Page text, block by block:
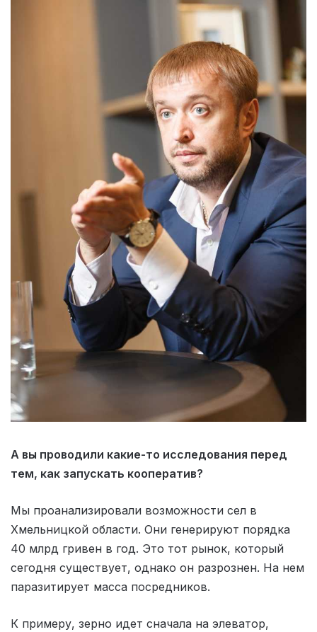
А вы проводили какие-то исследования перед
тем, как запускать кооператив?
Мы проанализировали возможности сел в
Хмельницкой области. Они генерируют порядка
40 млрд гривен в год. Это тот рынок, который
сегодня существует, однако он разрознен. На нем
паразитирует масса посредников.
К примеру, зерно идет сначала на элеватор,